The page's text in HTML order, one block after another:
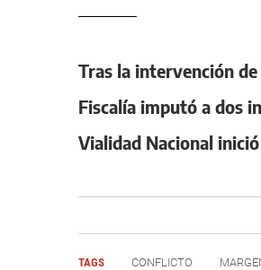
Tras la intervención
Fiscalía imputó a dos
Vialidad Nacional
TAGS CONFLICTO